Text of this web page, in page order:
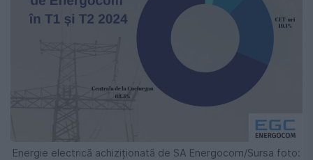
Energie electrică achiziționată de SA Energocom/Sursa foto: